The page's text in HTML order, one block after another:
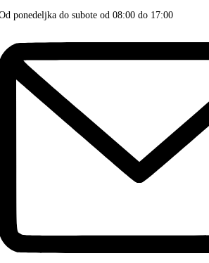
ponedeljka do subote od 08:00 do 17:00